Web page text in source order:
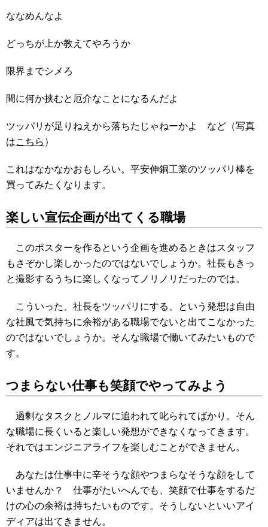
ななめんなよ
どっちが上か教えてやろうか
限界までシメろ
間に何か挟むと厄介なことになるんだよ
ツッパリが足りねえから落ちたじゃねーかよ など（写真
はこちら ）
これはなかなかおもしろい。平安伸銅工業のツッパリ棒を
買ってみたくなります。
楽しい宣伝企画が出てくる職場
このポスターを作るという企画を進めるときはスタッフ
もさぞかし楽しかったのではないでしょうか。社長もきっ
と撮影するうちに楽しくなってノリノリだったのでは。
こういった、社長をツッパリにする、という発想は自由
な社風で気持ちに余裕がある職場でないと出てこなかった
のではないでしょうか。そんな職場で働いてみたいもので
す。
つまらない仕事も笑顔でやってみよう
過剰なタスクとノルマに追われて叱られてばかり。そん
な職場に長くいると楽しい発想ができなくなってきます。
それではエンジニアライフを楽しむことができません。
あなたは仕事中に辛そうな顔やつまらなそうな顔をして
いませんか？ 仕事がたいへんでも、笑顔で仕事をするだ
けの心の余裕は持ちたいものです。そうしないといいアイ
ディアは出てきません。